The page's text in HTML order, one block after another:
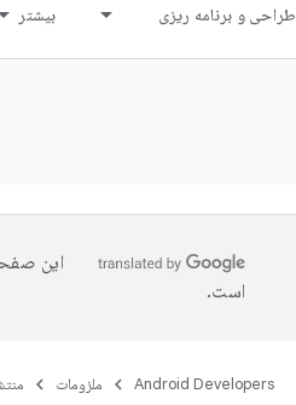
طراحی و برنامه ریزی بیشتر
این
است.
Android Developers ملزومات